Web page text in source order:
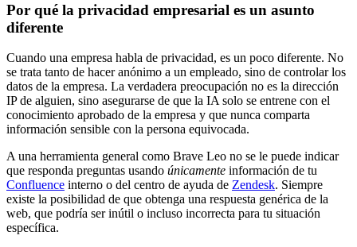
Por qué la privacidad empresarial es un asunto
diferente
Cuando una empresa habla de privacidad, es un poco diferente. No
se trata tanto de hacer anónimo a un empleado, sino de controlar los
datos de la empresa. La verdadera preocupación no es la dirección
IP de alguien, sino asegurarse de que la IA solo se entrene con el
conocimiento aprobado de la empresa y que nunca comparta
información sensible con la persona equivocada.
A una herramienta general como Brave Leo no se le puede indicar
que responda preguntas usando únicamente información de tu
Confluence interno o del centro de ayuda de Zendesk. Siempre
existe la posibilidad de que obtenga una respuesta genérica de la
web, que podría ser inútil o incluso incorrecta para tu situación
específica.